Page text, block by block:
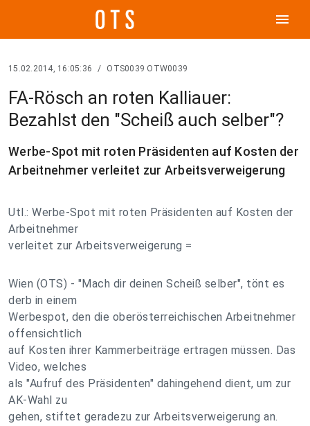
menu
15.02.2014, 16:05:36 / OTS0039 OTW0039
FA-Rösch an roten Kalliauer:
Bezahlst den "Scheiß auch selber"?
Werbe-Spot mit roten Präsidenten auf Kosten der
Arbeitnehmer verleitet zur Arbeitsverweigerung
Utl.: Werbe-Spot mit roten Präsidenten auf Kosten der
Arbeitnehmer
verleitet zur Arbeitsverweigerung =
Wien (OTS) - "Mach dir deinen Scheiß selber", tönt es
derb in einem
Werbespot, den die oberösterreichischen Arbeitnehmer
offensichtlich
auf Kosten ihrer Kammerbeiträge ertragen müssen. Das
Video, welches
als "Aufruf des Präsidenten" dahingehend dient, um zur
AK-Wahl zu
gehen, stiftet geradezu zur Arbeitsverweigerung an.